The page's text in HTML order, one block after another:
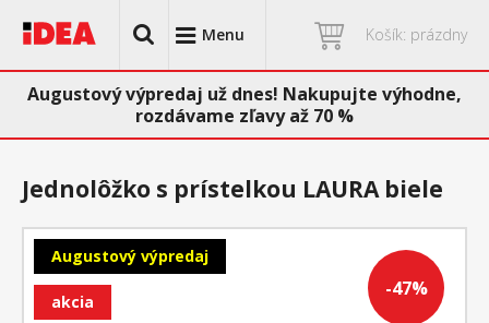
Menu Košík: prázdny
Augustový výpredaj už dnes! Nakupujte výhodne,
rozdávame zľavy až 70 %
-47%
Augustový výpredaj
akcia
Jednolôžko s prístelkou LAURA biele